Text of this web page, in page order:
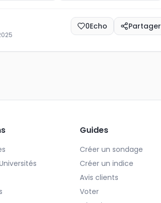
0Echo Partager
Guides
Créer un sondage
Créer un indice
Avis clients
Voter